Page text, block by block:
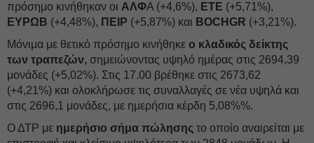
πρόσημο κινήθηκαν οι ΑΛΦΑ (+4,6%), ΕΤΕ (+5,71%),
ΕΥΡΩΒ (+4,48%), ΠΕΙΡ (+5,87%) και BOCHGR (+3,21%).
Μόνιμα με θετικό πρόσημο κινήθηκε ο κλαδικός δείκτης
των τραπεζών, σημειώνοντας υψηλό ημέρας στις 2694,39
μονάδες (+5,02%). Στις 17.00 βρέθηκε στις 2673,62
(+4,21%) και ολοκλήρωσε τις συναλλαγές σε νέα υψηλά και
στις 2696,1 μονάδες, με ημερήσια κέρδη 5,08%%.
Ο ΔΤΡ με ημερήσιο σήμα πώλησης το οποίο αναιρείται με